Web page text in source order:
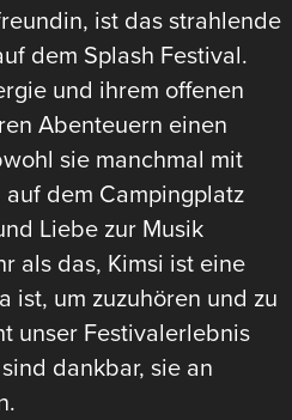
ist das strahlende
dem Splash Festival.
und ihrem offenen
Abenteuern einen
sie manchmal mit
dem Campingplatz
Liebe zur Musik
als das, Kimsi ist eine
ist, um zuzuhören und zu
unser Festivalerlebnis
dankbar, sie an